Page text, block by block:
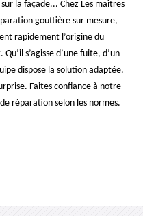
la façade... Chez Les maîtres
gouttière sur mesure,
rapidement l’origine du
s’agisse d’une fuite, d’un
dispose la solution adaptée.
Faites confiance à notre
réparation selon les normes.